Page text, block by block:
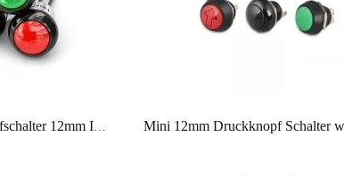
Kunststoff-Druckknopfschalter 12mm IP68 3A 250V Kuppelkopf Momentknopf mit Drähten für Griffroboterausrüstung